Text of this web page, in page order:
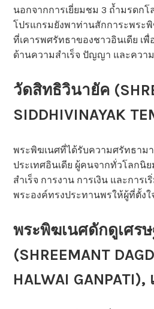
นอกจากการเยี่ยมชม 3 ถ้ำมรดกโ
โปรแกรมยังพาท่านสักการะพระ
ที่เคารพศรัทธาของชาวอินเดีย เ
ด้านความสำเร็จ ปัญญา และความ
วัดสิทธิวินายัค
SIDDHIVINAYAK
พระพิฆเนศที่ได้รับความศรัทธาม
ประเทศอินเดีย ผู้คนจากทั่วโลกนิ
สำเร็จ การงาน การเงิน และการ
พระองค์ทรงประทานพรให้ผู้ที่ตั้ง
พระพิฆเนศดักดูเศร
(SHREEMANT
HALWAI GANPATI),